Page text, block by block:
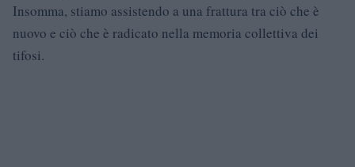
Insomma, stiamo assistendo a una frattura tra ciò che è
nuovo e ciò che è radicato nella memoria collettiva dei
tifosi.